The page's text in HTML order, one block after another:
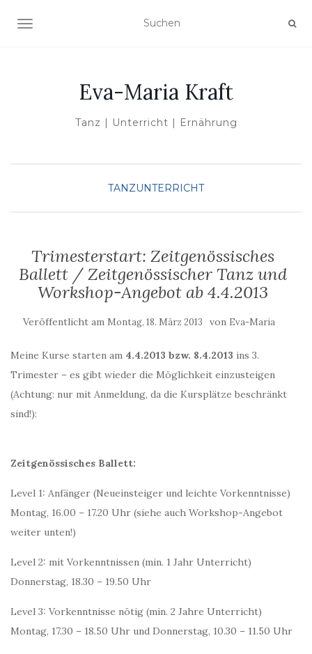
NAVIGATION UMSCHALTEN
Eva-Maria Kraft
Tanz | Unterricht | Ernährung
TANZUNTERRICHT
Trimesterstart: Zeitgenössisches
Ballett / Zeitgenössischer Tanz und
Workshop-Angebot ab 4.4.2013
Veröffentlicht am Montag, 18. März 2013 von Eva-Maria
Meine Kurse starten am 4.4.2013 bzw. 8.4.2013 ins 3.
Trimester – es gibt wieder die Möglichkeit einzusteigen
(Achtung: nur mit Anmeldung, da die Kursplätze beschränkt
sind!):
Zeitgenössisches Ballett:
Level 1: Anfänger (Neueinsteiger und leichte Vorkenntnisse)
Montag, 16.00 – 17.20 Uhr (siehe auch Workshop-Angebot
weiter unten!)
Level 2: mit Vorkenntnissen (min. 1 Jahr Unterricht)
Donnerstag, 18.30 – 19.50 Uhr
Level 3: Vorkenntnisse nötig (min. 2 Jahre Unterricht)
Montag, 17.30 – 18.50 Uhr und Donnerstag, 10.30 – 11.50 Uhr